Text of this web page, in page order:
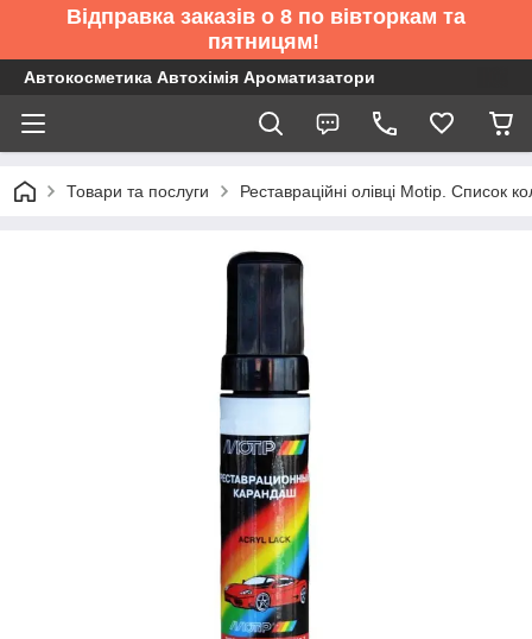
Відправка заказів о 8 по вівторкам та
пятницям!
Автокосметика Автохімія Ароматизатори
Товари та послуги Реставраційні олівці Motip. Список